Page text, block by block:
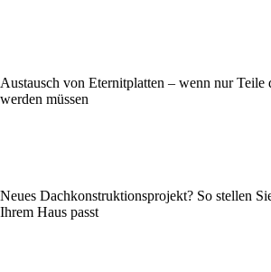
Austausch von Eternitplatten – wenn nur Teile
werden müssen
Neues Dachkonstruktionsprojekt? So stellen
Ihrem Haus passt